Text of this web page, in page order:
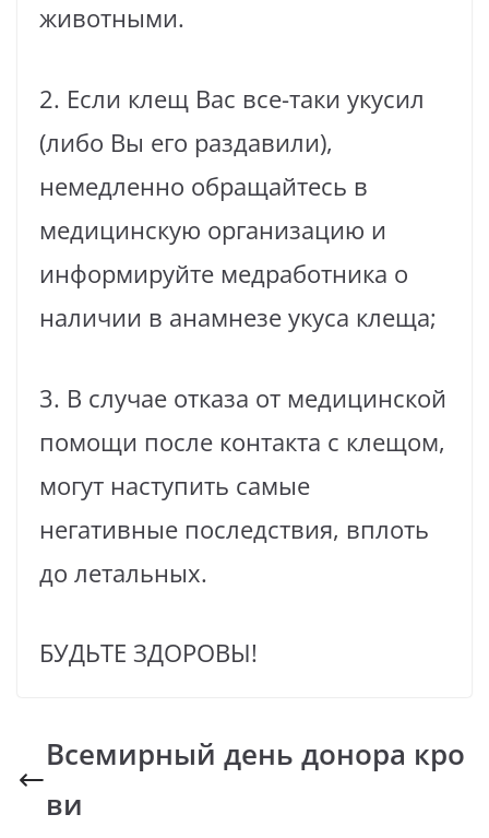
животными.
2. Если клещ Вас все-таки укусил
(либо Вы его раздавили),
немедленно обращайтесь в
медицинскую организацию и
информируйте медработника о
наличии в анамнезе укуса клеща;
3. В случае отказа от медицинской
помощи после контакта с клещом,
могут наступить самые
негативные последствия, вплоть
до летальных.
БУДЬТЕ ЗДОРОВЫ!
Всемирный день донора кро
ви